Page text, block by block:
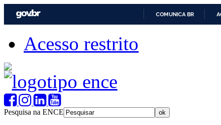
COMUNICA BR
Acesso restrito
Pesquisa na ENCE